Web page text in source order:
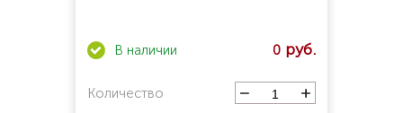
0
Количество